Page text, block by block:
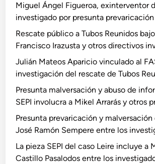
Miguel Ángel Figueroa, exinterventor
investigado por presunta prevaricación
Rescate público a Tubos Reunidos
Francisco Irazusta y otros directivos
Julián Mateos Aparicio vinculado al
investigación del rescate de Tubos
Presunta malversación y abuso de
SEPI involucra a Mikel Arrarás y otros
Presunta prevaricación y malversación
José Ramón Sempere entre los
La pieza SEPI del caso Leire incluye a
Castillo Pasalodos entre los